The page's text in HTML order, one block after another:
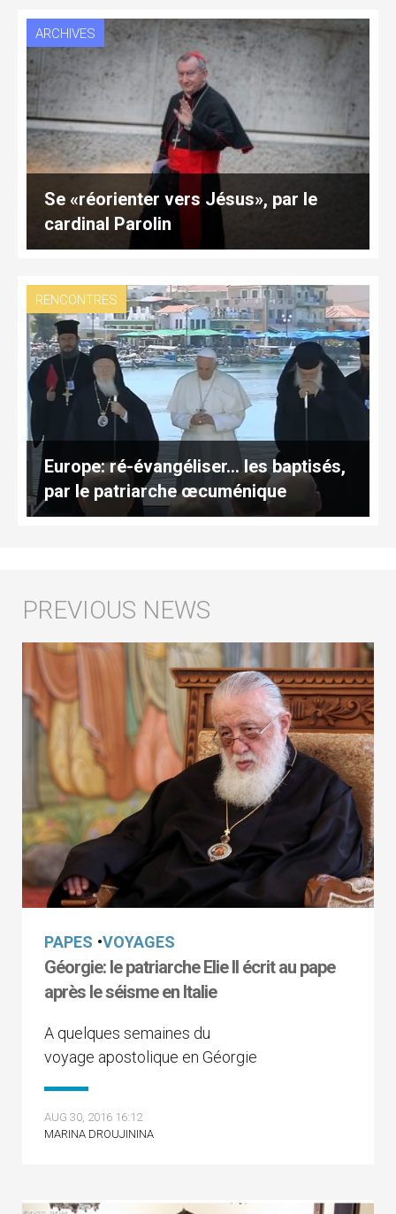
ARCHIVES
Se «réorienter vers Jésus», par le
cardinal Parolin
RENCONTRES
Europe: ré-évangéliser… les baptisés,
par le patriarche œcuménique
PAPES •VOYAGES
Géorgie: le patriarche Elie II écrit au pape
après le séisme en Italie
A quelques semaines du
voyage apostolique en Géorgie
AUG 30, 2016 16:12
MARINA DROUJININA